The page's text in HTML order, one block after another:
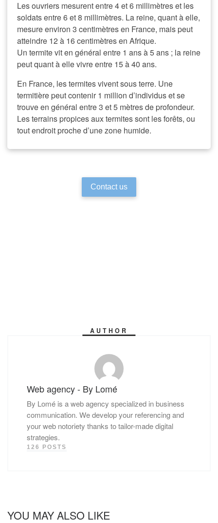
Les ouvriers mesurent entre 4 et 6 millimètres et les
soldats entre 6 et 8 millimètres. La reine, quant à elle,
mesure environ 3 centimètres en France, mais peut
atteindre 12 à 16 centimètres en Afrique.
Un termite vit en général entre 1 ans à 5 ans ; la reine
peut quant à elle vivre entre 15 à 40 ans.
En France, les termites vivent sous terre. Une
termitière peut contenir 1 million d’individus et se
trouve en général entre 3 et 5 mètres de profondeur.
Les terrains propices aux termites sont les forêts, ou
tout endroit proche d’une zone humide.
Contact us
AUTHOR
Web agency - By Lomé
By Lomé is a web agency specialized in business
communication. We develop your referencing and
your web notoriety thanks to tailor-made digital
strategies.
126 POSTS
YOU MAY ALSO LIKE